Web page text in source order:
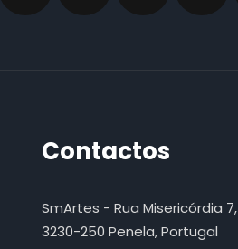
Contactos
SmArtes - Rua Misericórdia 7,
3230-250 Penela, Portugal